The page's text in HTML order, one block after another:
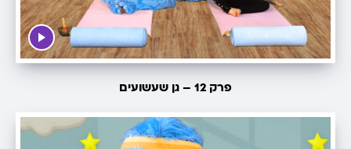
פרק 12 – גן שעשועים